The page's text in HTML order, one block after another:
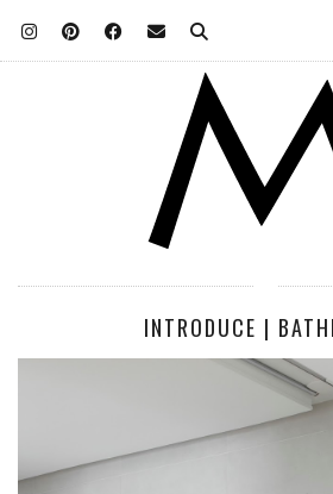
INTRODUCE |